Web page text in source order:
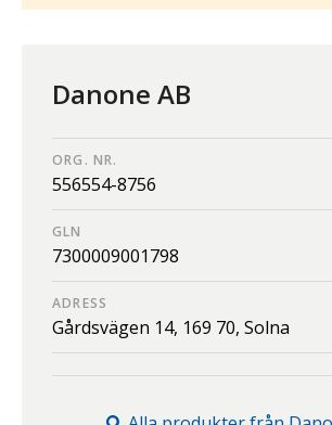
Danone AB
ORG. NR.
556554-8756
GLN
7300009001798
ADRESS
Gårdsvägen 14, 169 70, Solna